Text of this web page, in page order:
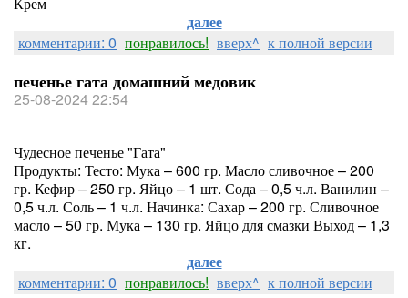
далее
комментарии: 0 понравилось! вверх^ к полной версии
печенье гата домашний медовик
25-08-2024 22:54
Чудесное печенье "Гата"
Продукты: Тесто: Мука – 600 гр. Масло сливочное – 200
гр. Кефир – 250 гр. Яйцо – 1 шт. Сода – 0,5 ч.л. Ванилин –
0,5 ч.л. Соль – 1 ч.л. Начинка: Сахар – 200 гр. Сливочное
масло – 50 гр. Мука – 130 гр. Яйцо для смазки Выход – 1,3
кг.
далее
комментарии: 0 понравилось! вверх^ к полной версии